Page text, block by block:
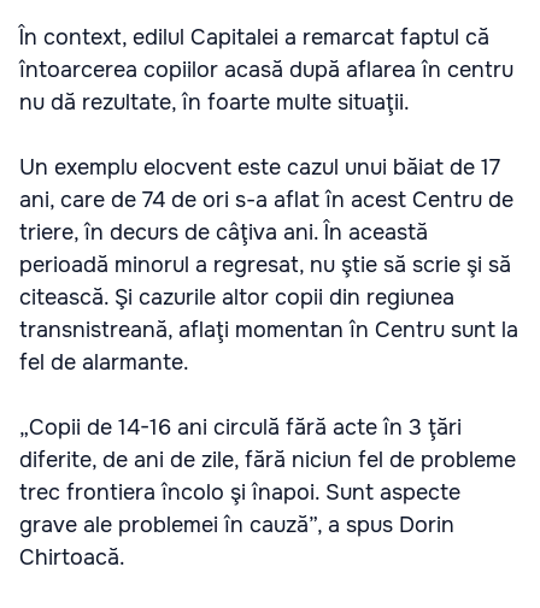
În context, edilul Capitalei a remarcat faptul că
întoarcerea copiilor acasă după aflarea în centru
nu dă rezultate, în foarte multe situaţii.
Un exemplu elocvent este cazul unui băiat de 17
ani, care de 74 de ori s-a aflat în acest Centru de
triere, în decurs de câţiva ani. În această
perioadă minorul a regresat, nu ştie să scrie şi să
citească. Şi cazurile altor copii din regiunea
transnistreană, aflaţi momentan în Centru sunt la
fel de alarmante.
„Copii de 14-16 ani circulă fără acte în 3 ţări
diferite, de ani de zile, fără niciun fel de probleme
trec frontiera încolo şi înapoi. Sunt aspecte
grave ale problemei în cauză”, a spus Dorin
Chirtoacă.